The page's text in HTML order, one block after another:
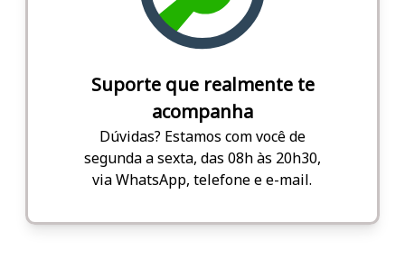
Suporte que realmente te
acompanha
Dúvidas? Estamos com você de
segunda a sexta, das 08h às 20h30,
via WhatsApp, telefone e e-mail.